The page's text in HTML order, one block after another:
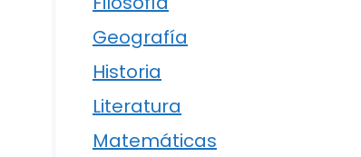
Geografía
Historia
Literatura
Matemáticas